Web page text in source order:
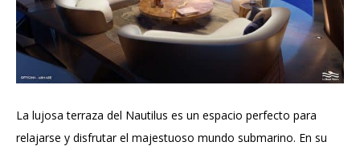
La lujosa terraza del Nautilus es un espacio perfecto para
relajarse y disfrutar el majestuoso mundo submarino. En su